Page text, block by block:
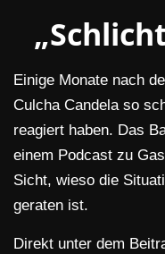
Einige Monate nach
Culcha Candela so
reagiert haben. Das
einem Podcast zu
Sicht, wieso die
geraten ist.
Direkt unter dem